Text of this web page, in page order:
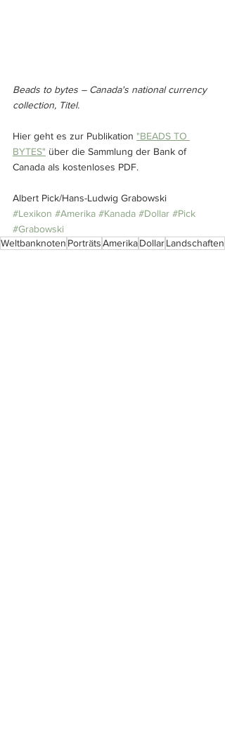
Beads to bytes – Canada's national currency
collection, Titel.
Hier geht es zur Publikation "BEADS TO
BYTES" über die Sammlung der Bank of
Canada als kostenloses PDF.
Albert Pick/Hans-Ludwig Grabowski
#Lexikon #Amerika #Kanada #Dollar #Pick
#Grabowski
Weltbanknoten PorträtsAmerikaDollarLandschaften